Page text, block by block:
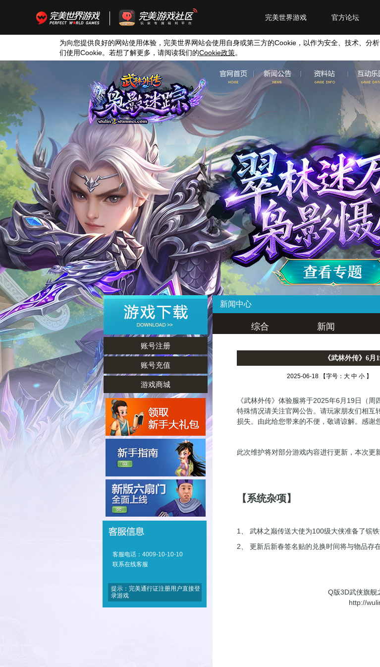
官方论坛
完美世界游戏
为向您提供良好的网站使用体验，完美世界网站会使用自身或第三方的Cookie ，以作为安全、技术、分
们使用Cookie。若想了解更多，请阅读我们的Cookie政策。
账号注册
账号充值
游戏商城
客服电话：4009-10-10-10
联系在线客服
提示：完美通行证注册用户直接登
录游戏
新闻中心
综合 新闻
《武林外传》6
2025-06-18 【字号： 大 中 小】
《武林外传》体验服将于2025年6月19日（
特殊情况请关注官网公告。请玩家朋友们相互
损失。由此给您带来的不便，敬请谅解。感谢
此次维护将对部分游戏内容进行更新，本次更
【系统杂项】
1、 武林之巅传送大使为100级大侠准备了镔
2、 更新后新春签名贴的兑换时间将与物品存
Q版3D武侠旗舰
http://